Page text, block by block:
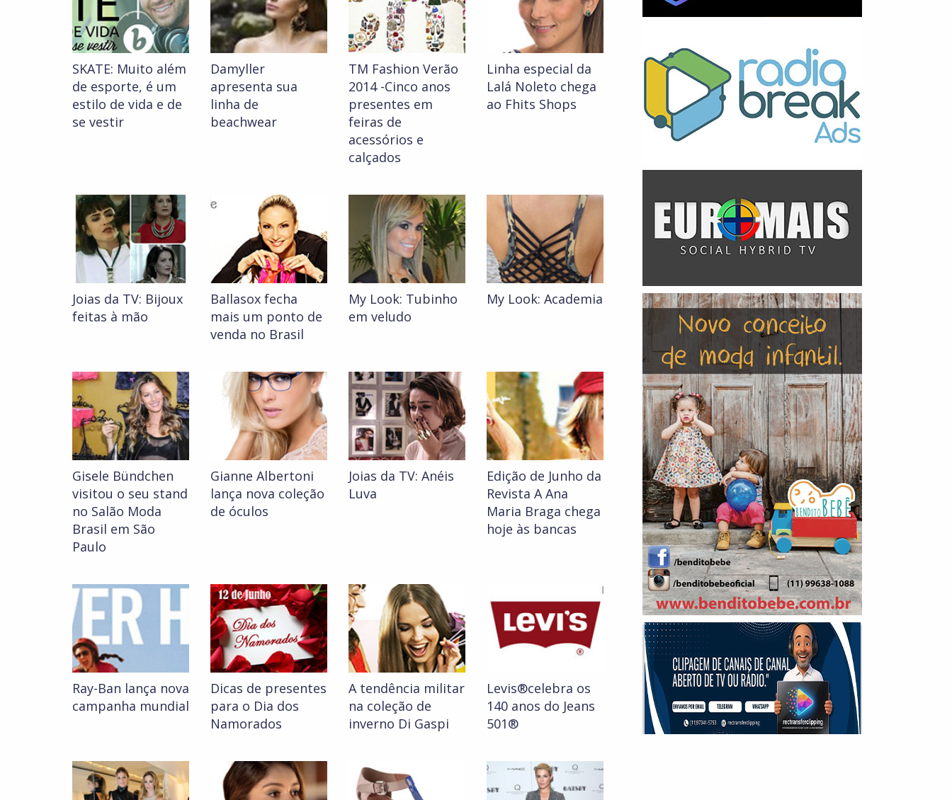
SKATE: Muito além
de esporte, é um
estilo de vida e de
se vestir
Damyller
apresenta sua
linha de
beachwear
TM Fashion Verão
2014 -Cinco anos
presentes em
feiras de
acessórios e
calçados
Linha especial da
Lalá Noleto chega
ao Fhits Shops
Joias da TV: Bijoux
feitas à mão
Ballasox fecha
mais um ponto de
venda no Brasil
My Look: Tubinho
em veludo
My Look: Academia
Gisele Bündchen
visitou o seu stand
no Salão Moda
Brasil em São
Paulo
Gianne Albertoni
lança nova coleção
de óculos
Joias da TV: Anéis
Luva
Edição de Junho da
Revista A Ana
Maria Braga chega
hoje às bancas
Ray-Ban lança nova
campanha mundial
Dicas de presentes
para o Dia dos
Namorados
A tendência militar
na coleção de
inverno Di Gaspi
Levis®celebra os
140 anos do Jeans
501®